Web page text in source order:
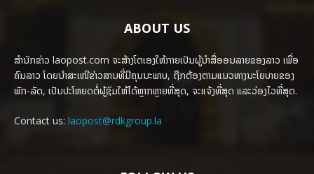
ABOUT US
ສຳນັກຂ່າວ laopost.com ຈະສ້າງໂຕເອງໃຫ້ກາຍເປັນຜູ້ນຳສື່ອອນລາຍຂອງລາວ ເພື່ອ
ຄົນລາວ ໂດຍນຳສະເໜີຂ່າວສານທີ່ມີຄຸນນະພາບ, ຖືກຕ້ອງຕາມແນວທາງນະໂຍບາຍຂອງ
ພັກ-ລັດ, ເປັນປະໂຫຍດຕໍ່ຜູ້ຊົມໃຫ້ໄດ້ຫຼາກຫຼາຍທີ່ສຸດ, ຈະແຈ້ງທີ່ສຸດ ແລະວ່ອງໄວທີ່ສຸດ.
Contact us: laopost@rdkgroup.la